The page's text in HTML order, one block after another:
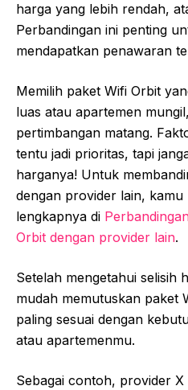
harga yang lebih rendah,
Perbandingan ini penting
mendapatkan penawaran
Memilih paket Wifi Orbit
luas atau apartemen
pertimbangan matang.
tentu jadi prioritas, tapi
harganya! Untuk
dengan provider lain, kamu
lengkapnya di
Orbit dengan provider lain.
Setelah mengetahui selisih
mudah memutuskan paket
paling sesuai dengan
atau apartemenmu.
Sebagai contoh, provider